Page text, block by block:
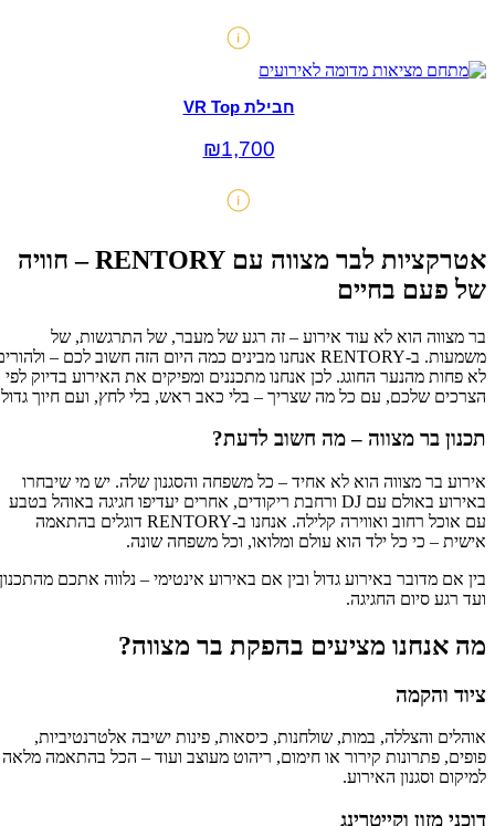
חבילת VR Top
₪1,700
אטרקציות לבר מצווה עם RENTORY – חוויה
של פעם בחיים
בר מצווה הוא לא עוד אירוע – זה רגע של מעבר, של התרגשות, של
משמעות. ב‑RENTORY אנחנו מבינים כמה היום הזה חשוב לכם – ולהורים
לא פחות מהנער החוגג. לכן אנחנו מתכננים ומפיקים את האירוע בדיוק לפי
הצרכים שלכם, עם כל מה שצריך – בלי כאב ראש, בלי לחץ, ועם חיוך גדול.
תכנון בר מצווה – מה חשוב לדעת?
אירוע בר מצווה הוא לא אחיד – כל משפחה והסגנון שלה. יש מי שיבחרו
באירוע באולם עם DJ ורחבת ריקודים, אחרים יעדיפו חגיגה באוהל בטבע
עם אוכל רחוב ואווירה קלילה. אנחנו ב‑RENTORY דוגלים בהתאמה
אישית – כי כל ילד הוא עולם ומלואו, וכל משפחה שונה.
בין אם מדובר באירוע גדול ובין אם באירוע אינטימי – נלווה אתכם מהתכנון
ועד רגע סיום החגיגה.
מה אנחנו מציעים בהפקת בר מצווה?
ציוד והקמה
אוהלים והצללה, במות, שולחנות, כיסאות, פינות ישיבה אלטרנטיביות,
פופים, פתרונות קירור או חימום, ריהוט מעוצב ועוד – הכל בהתאמה מלאה
למיקום וסגנון האירוע.
דוכני מזון וקייטרינג